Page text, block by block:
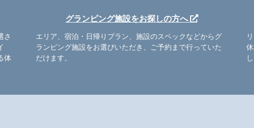
さ
体
グランピング施設をお探しの方へ
エリア、宿泊・日帰りプラン、施設のスペックなどからグ
ランピング施設をお選びいただき、ご予約まで行っていた
だけます。